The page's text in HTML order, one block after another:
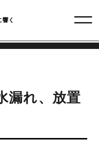
く
漏れ、放置